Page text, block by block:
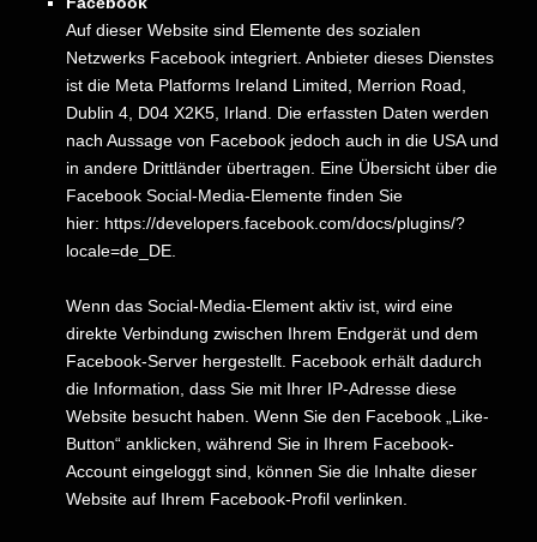
Auf dieser Website sind Elemente des sozialen
Netzwerks Facebook integriert. Anbieter dieses Dienstes
ist die Meta Platforms Ireland Limited, Merrion Road,
Dublin 4, D04 X2K5, Irland. Die erfassten Daten werden
nach Aussage von Facebook jedoch auch in die USA und
in andere Drittländer übertragen.
Eine Übersicht über die
Facebook Social-Media-Elemente finden Sie
hier: https://developers.facebook.com/docs/plugins/?
locale=de_DE
Wenn das Social-Media-Element aktiv ist, wird eine
direkte Verbindung zwischen Ihrem Endgerät und dem
Facebook-Server hergestellt. Facebook erhält dadurch
die Information, dass Sie mit Ihrer IP-Adresse diese
Website besucht haben. Wenn Sie den Facebook „Like-
Button“ anklicken, während Sie in Ihrem Facebook-
Account eingeloggt sind, können Sie die Inhalte dieser
Website auf Ihrem Facebook-Profil verlinken.